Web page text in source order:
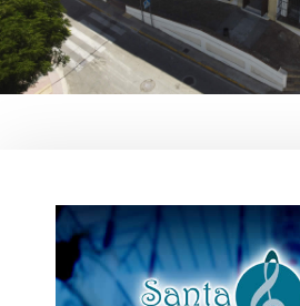
Planes y Proyectos
Multimedia